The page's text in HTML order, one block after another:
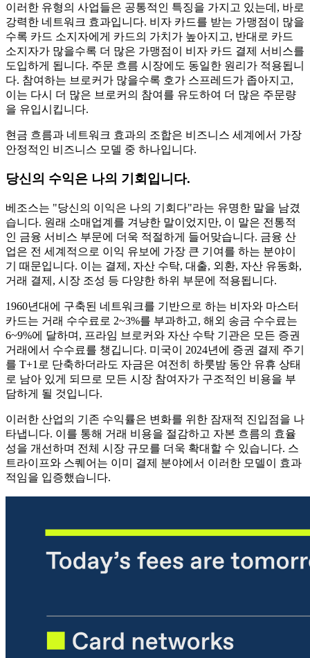
이러한 유형의 사업들은 공통적인 특징을 가지고 있는데, 바로
강력한 네트워크 효과입니다. 비자 카드를 받는 가맹점이 많을
수록 카드 소지자에게 카드의 가치가 높아지고, 반대로 카드
소지자가 많을수록 더 많은 가맹점이 비자 카드 결제 서비스를
도입하게 됩니다. 주문 흐름 시장에도 동일한 원리가 적용됩니
다. 참여하는 브로커가 많을수록 호가 스프레드가 좁아지고,
이는 다시 더 많은 브로커의 참여를 유도하여 더 많은 주문량
을 유입시킵니다.
현금 흐름과 네트워크 효과의 조합은 비즈니스 세계에서 가장
안정적인 비즈니스 모델 중 하나입니다.
당신의 수익은 나의 기회입니다.
베조스는 "당신의 이익은 나의 기회다"라는 유명한 말을 남겼
습니다. 원래 소매업계를 겨냥한 말이었지만, 이 말은 전통적
인 금융 서비스 부문에 더욱 적절하게 들어맞습니다. 금융 산
업은 전 세계적으로 이익 유보에 가장 큰 기여를 하는 분야이
기 때문입니다. 이는 결제, 자산 수탁, 대출, 외환, 자산 유동화,
거래 결제, 시장 조성 등 다양한 하위 부문에 적용됩니다.
1960년대에 구축된 네트워크를 기반으로 하는 비자와 마스터
카드는 거래 수수료로 2~3%를 부과하고, 해외 송금 수수료는
6~9%에 달하며, 프라임 브로커와 자산 수탁 기관은 모든 증권
거래에서 수수료를 챙깁니다. 미국이 2024년에 증권 결제 주기
를 T+1로 단축하더라도 자금은 여전히 ​​하룻밤 동안 유휴 상태
로 남아 있게 되므로 모든 시장 참여자가 구조적인 비용을 부
담하게 될 것입니다.
이러한 산업의 기존 수익률은 변화를 위한 잠재적 진입점을 나
타냅니다. 이를 통해 거래 비용을 절감하고 자본 흐름의 효율
성을 개선하며 전체 시장 규모를 더욱 확대할 수 있습니다. 스
트라이프와 스퀘어는 이미 결제 분야에서 이러한 모델이 효과
적임을 입증했습니다.